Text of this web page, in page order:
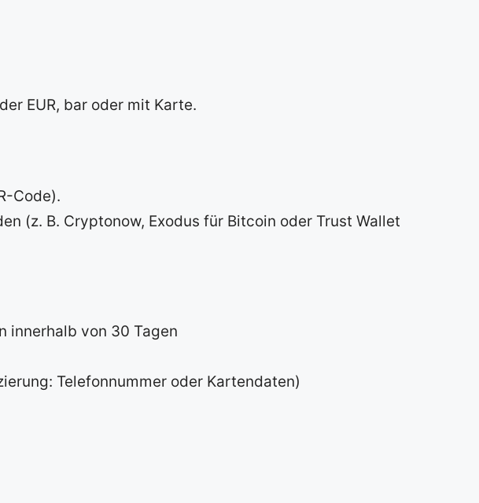
EUR, bar oder mit Karte.
Code).
(z. B. Cryptonow, Exodus für Bitcoin oder Trust Wallet
innerhalb von 30 Tagen
Telefonnummer oder Kartendaten)